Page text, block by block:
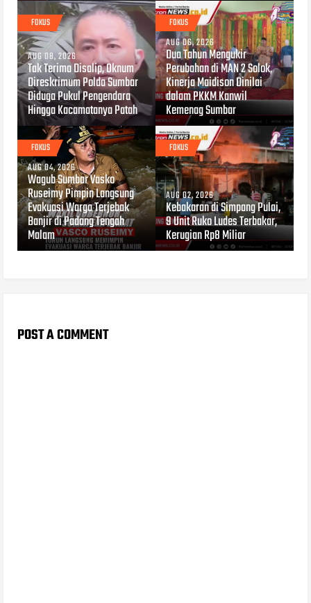
FOKUS
AUG 08, 2026
Tak Terima Disalip, Oknum
Direskrimum Polda Sumbar
Diduga Pukul Pengendara
Hingga Kacamatanya Patah
FOKUS
AUG 06, 2026
Dua Tahun Mengukir
Perubahan di MAN 2 Solok,
Kinerja Maidison Dinilai
dalam PKKM Kanwil
Kemenag Sumbar
FOKUS
AUG 04, 2026
Wagub Sumbar Vasko
Ruseimy Pimpin Langsung
Evakuasi Warga Terjebak
Banjir di Padang Tengah
Malam
FOKUS
AUG 02, 2026
Kebakaran di Simpang Pulai,
9 Unit Ruko Ludes Terbakar,
Kerugian Rp8 Miliar
POST A COMMENT